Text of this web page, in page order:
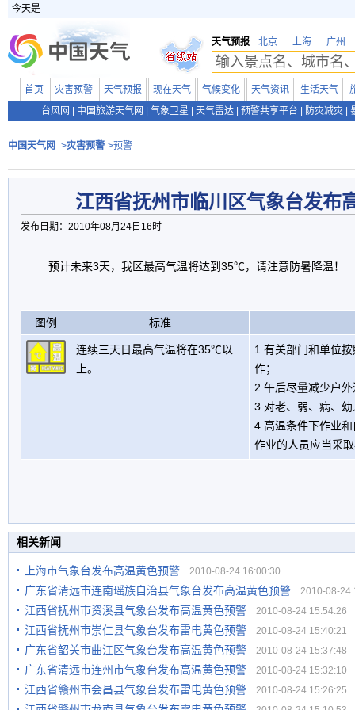
今天是
天气预报 北京 上海 广州
首页 灾害预警 天气预报 现在天气 气候变化 天气资讯 生活天气
台风网
中国旅游天气网 气象卫星 天气雷达 预警共享平台 防灾减灾
中国天气网 >灾害预警 >预警
江西省抚州市临川区气象台发布
发布日期：2010年08月24日16时
预计未来3天，我区最高气温将达到35℃，请注意防暑降温！
图例 标准
连续三天日最高气温将在35℃以
上。
1.有关部门和单位
作；
2.午后尽量减少户
3.对老、弱、病、
4.高温条件下作业
作业的人员应当采
相关新闻
上海市气象台发布高温黄色预警 2010-08-24 16:00:30
广东省清远市连南瑶族自治县气象台发布高温黄色预警 2010-08-24
江西省抚州市资溪县气象台发布高温黄色预警 2010-08-24 15:54:26
江西省抚州市崇仁县气象台发布雷电黄色预警 2010-08-24 15:40:21
广东省韶关市曲江区气象台发布高温黄色预警 2010-08-24 15:37:48
广东省清远市连州市气象台发布高温黄色预警 2010-08-24 15:32:10
江西省赣州市会昌县气象台发布雷电黄色预警 2010-08-24 15:26:25